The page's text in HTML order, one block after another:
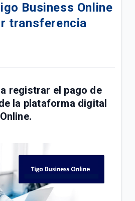
Business
con conectividad M2M | Tigo
de Internet móvil Tigo
| Tigo Business
Smart Control
Business Online
transferencia
registrar el pago de
la plataforma digital